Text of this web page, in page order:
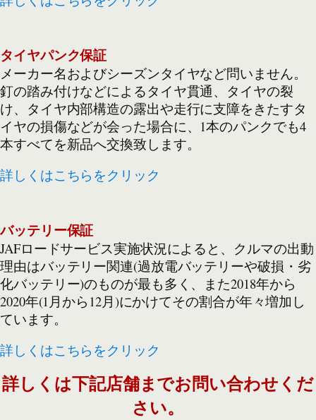
タイヤパンク保証
メーカー名およびシーズンタイヤなど問いません。
釘の踏み付けなどによるタイヤ貫通、タイヤの裂
け、タイヤ内部構造の露出や走行に支障をきたすタ
イヤの損傷などが会った場合に、1本のパンクでも4
本すべてを新品へ交換致します。
詳しくはこちらをクリック
バッテリー保証
JAFロードサービス実施状況によると、クルマの出動
理由はバッテリー関連(過放電バッテリーや破損・劣
化バッテリー)のものが最も多く、また2018年から
2020年(1月から12月)にかけてその割合が年々増加し
ています。
詳しくはこちらをクリック
詳しくは下記店舗までお問い合わせくだ
さい。